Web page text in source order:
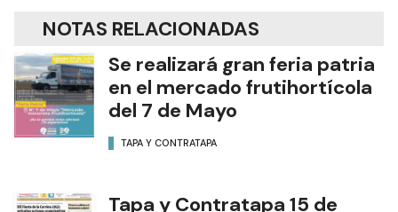
NOTAS RELACIONADAS
Se realizará gran feria patria
en el mercado frutihortícola
del 7 de Mayo
TAPA Y CONTRATAPA
Tapa y Contratapa 15 de